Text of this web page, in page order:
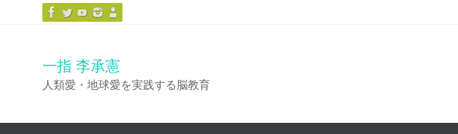
キ
一指 李承憲
人類愛・地球愛を実践する脳教育